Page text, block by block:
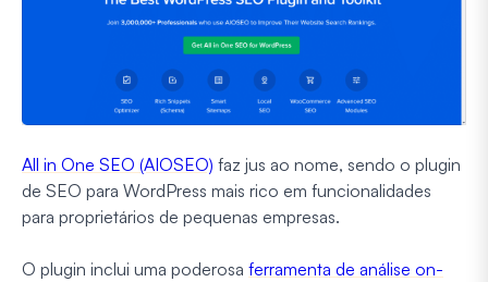
All in One SEO (AIOSEO) faz jus ao nome, sendo o plugin
de SEO para WordPress mais rico em funcionalidades
para proprietários de pequenas empresas.
O plugin inclui uma poderosa ferramenta de análise on-